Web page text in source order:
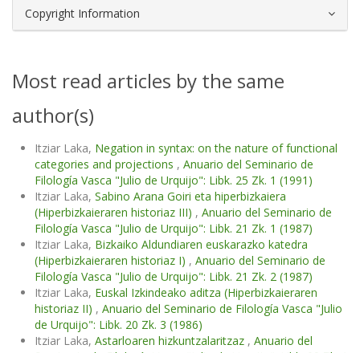
Copyright Information
Most read articles by the same
author(s)
Itziar Laka, Negation in syntax: on the nature of functional
categories and projections , Anuario del Seminario de
Filología Vasca "Julio de Urquijo": Libk. 25 Zk. 1 (1991)
Itziar Laka, Sabino Arana Goiri eta hiperbizkaiera
(Hiperbizkaieraren historiaz III) , Anuario del Seminario de
Filología Vasca "Julio de Urquijo": Libk. 21 Zk. 1 (1987)
Itziar Laka, Bizkaiko Aldundiaren euskarazko katedra
(Hiperbizkaieraren historiaz I) , Anuario del Seminario de
Filología Vasca "Julio de Urquijo": Libk. 21 Zk. 2 (1987)
Itziar Laka, Euskal Izkindeako aditza (Hiperbizkaieraren
historiaz II) , Anuario del Seminario de Filología Vasca "Julio
de Urquijo": Libk. 20 Zk. 3 (1986)
Itziar Laka, Astarloaren hizkuntzalaritzaz , Anuario del